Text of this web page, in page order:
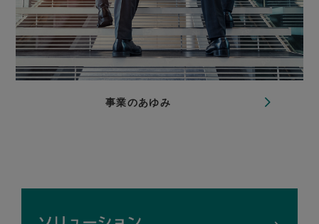
事業のあゆみ